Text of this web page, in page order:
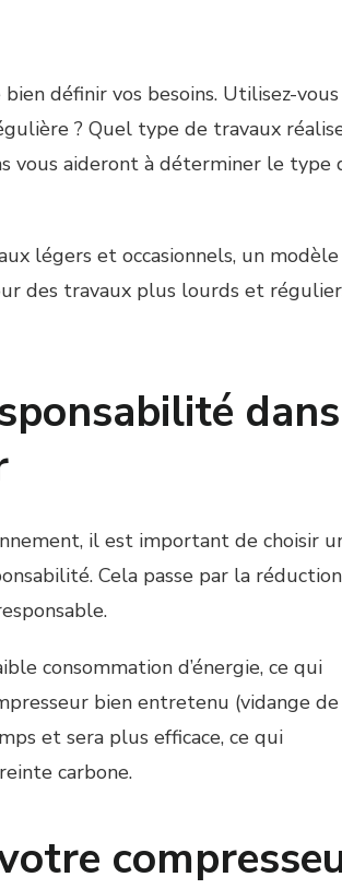
définir vos besoins. Utilisez-vous
? Quel type de travaux
vous aideront à déterminer le type
légers et occasionnels, un modèle
des travaux plus lourds et
dans
il est important de choisir
Cela passe par la réduction
consommation d’énergie, ce qui
bien entretenu (vidange de
et sera plus efficace, ce qui
carbone.